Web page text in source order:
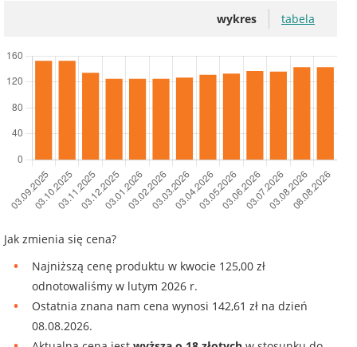
wykres tabela
Jak zmienia się cena?
Najniższą cenę produktu w kwocie 125,00 zł
odnotowaliśmy w lutym 2026 r.
Ostatnia znana nam cena wynosi 142,61 zł na dzień
08.08.2026.